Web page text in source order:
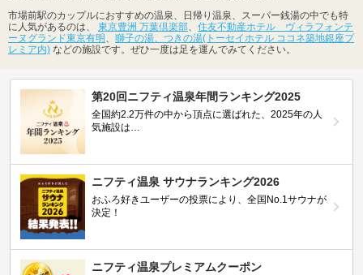
市場前駅のカップルにおすすめの温泉、日帰り温泉、スーパー銭湯の中でも特
に人気があるのは、 東京豊洲 万葉倶楽部
住友不動産ホテル ヴィラフォンテ
ーヌグランド東京有明
獅子の湯、つきの湯(トーセイホテル ココネ築地銀座プ
レミア内) などの施設です。ぜひ一度は足を運んでみてください。
第20回ニフティ温泉年間ランキング2025
全国約2.2万件の中から頂点に選ばれた、2025年の人
気施設は…
ニフティ温泉 サウナランキング2026
おふろ好きユーザーの投票により、全国No.1サウナが
決定！
ニフティ温泉プレミアムクーポン